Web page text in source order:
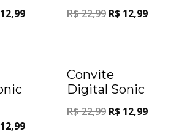
12,99 R$22,99 R$ 12,99
12,99
Convite
Digital Sonic
R$22,99 R$ 12,99